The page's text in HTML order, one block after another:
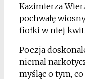
Kazimierza
pochwałę
fiołki w niej
Poezja
niemal
myśląc o tym,